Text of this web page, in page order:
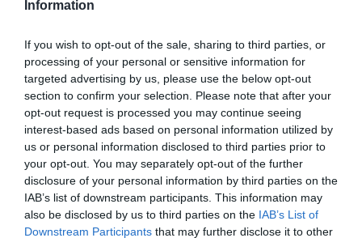
Information
If you wish to opt-out of the sale, sharing to third parties, or
processing of your personal or sensitive information for
targeted advertising by us, please use the below opt-out
section to confirm your selection. Please note that after your
opt-out request is processed you may continue seeing
interest-based ads based on personal information utilized by
us or personal information disclosed to third parties prior to
your opt-out. You may separately opt-out of the further
disclosure of your personal information by third parties on the
IAB’s list of downstream participants. This information may
also be disclosed by us to third parties on the IAB’s List of
Downstream Participants that may further disclose it to other
Ce mesaj aveți pentru alegătorii români?
”Fac apel la conștiința fiecărui cetățean, să dea dovadă
de maturitate în fața votului pentru a putea aduce
schimbări în bine și a ne ajuta reciproc pentru o
integrare demnă de exemplu, atât aici cât și acasă”.
Adriana Maria Weissenbacher- Ancona
Nicolae Stan candidează la Misterbianco, în Sicilia:
”Asta înseamnă o egalitate a drepturilor noastre în